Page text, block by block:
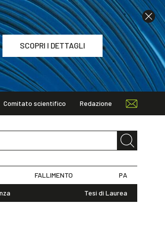
SCOPRI I DETTAGLI
Comitato scientifico Redazione
FALLIMENTO PA
Tesi di Laurea